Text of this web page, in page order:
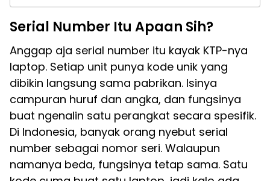
Serial Number Itu Apaan Sih?
Anggap aja serial number itu kayak KTP-nya
laptop. Setiap unit punya kode unik yang
dibikin langsung sama pabrikan. Isinya
campuran huruf dan angka, dan fungsinya
buat ngenalin satu perangkat secara spesifik.
Di Indonesia, banyak orang nyebut serial
number sebagai nomor seri. Walaupun
namanya beda, fungsinya tetap sama. Satu